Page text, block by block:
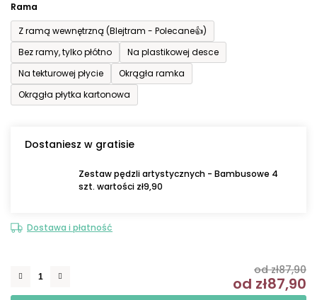
Rama
Z ramą wewnętrzną (Blejtram - Polecane👍)
Bez ramy, tylko płótno
Na plastikowej desce
Na tekturowej płycie
Okrągła ramka
Okrągła płytka kartonowa
Dostaniesz w gratisie
Zestaw pędzli artystycznych - Bambusowe 4
szt. wartości zł9,90
Dostawa i płatność
od zł87,90
od zł87,90